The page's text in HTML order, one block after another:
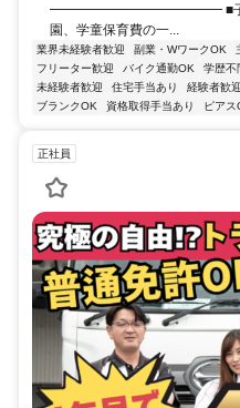
━━━━━━━━━━━━━ ■子育て
園、学童保育費の一...
業界未経験者歓迎 副業・WワークOK
フリーター歓迎
バイク通勤OK 学歴不
未経験者歓迎
住宅手当あり 経験者歓迎
ブランクOK
資格取得手当あり ピアス
正社員